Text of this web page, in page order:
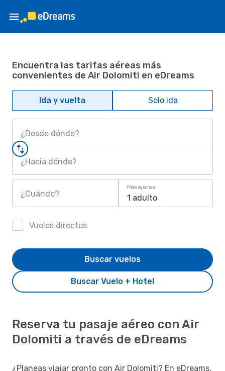
Encuentra las tarifas aéreas más
convenientes de Air Dolomiti en eDreams
Ida y vuelta Solo ida
¿Desde dónde?
¿Hacia dónde?
¿Cuándo?
Pasajeros
1 adulto
Vuelos directos
Buscar Vuelo + Hotel
Buscar vuelos
Reserva tu pasaje aéreo con Air
Dolomiti a través de eDreams
¿Planeas viajar pronto con Air Dolomiti? En eDreams,